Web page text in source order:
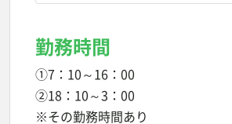
勤務時間
①7：10～16：00
②18：10～3：00
※その勤務時間あり